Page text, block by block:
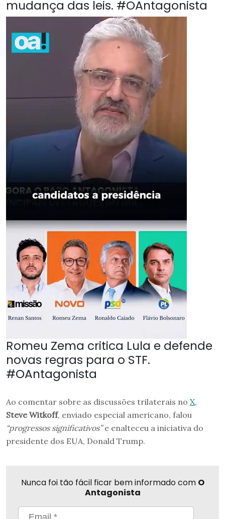
mudança das leis. #OAntagonista
Romeu Zema critica Lula e defende
novas regras para o STF.
#OAntagonista
Ao comentar sobre as discussões trilaterais no X,
Steve Witkoff, enviado especial americano, falou
“progressos significativos”e enalteceu a iniciativa do
presidente dos EUA, Donald Trump.
Nunca foi tão fácil ficar bem informado com O
Antagonista